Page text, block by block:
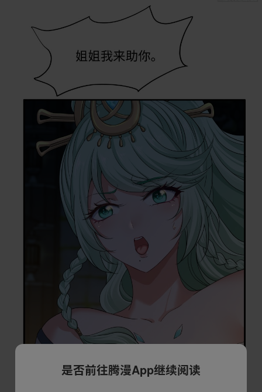
是否前往腾漫App继续阅读